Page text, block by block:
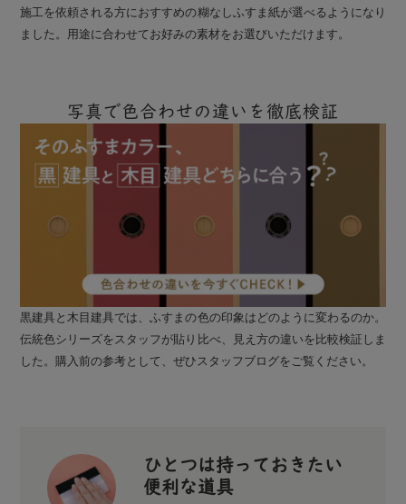
施工を依頼される方におすすめの糊なしふすま紙が選べるようになり
ました。用途に合わせてお好みの素材をお選びいただけます。
写真で色合わせの違いを徹底検証
黒建具と木目建具では、ふすまの色の印象はどのように変わるのか。
伝統色シリーズをスタッフが貼り比べ、見え方の違いを比較検証しま
した。購入前の参考として、ぜひスタッフブログをご覧ください。
ひとつは持っておきたい
便利な道具